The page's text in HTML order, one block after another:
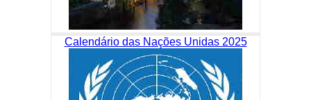
Calendário das Nações Unidas 2025